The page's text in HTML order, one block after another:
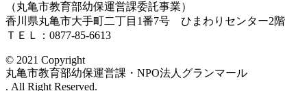
（丸亀市教育部幼保運営課委託事業）
香川県丸亀市大手町二丁目1番7号 ひまわりセンター2階
ＴＥＬ：0877-85-6613
© 2021 Copyright
丸亀市教育部幼保運営課・NPO法人グランマール
. All Right Reserved.